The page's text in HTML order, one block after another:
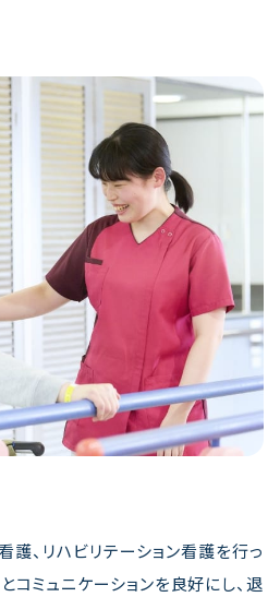
、リハビリテーション看護を行っ
コミュニケーションを良好にし、退